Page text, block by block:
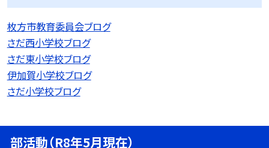
枚方市教育委員会ブログ
さだ西小学校ブログ
さだ東小学校ブログ
伊加賀小学校ブログ
さだ小学校ブログ
部活動（R8年5月現在）